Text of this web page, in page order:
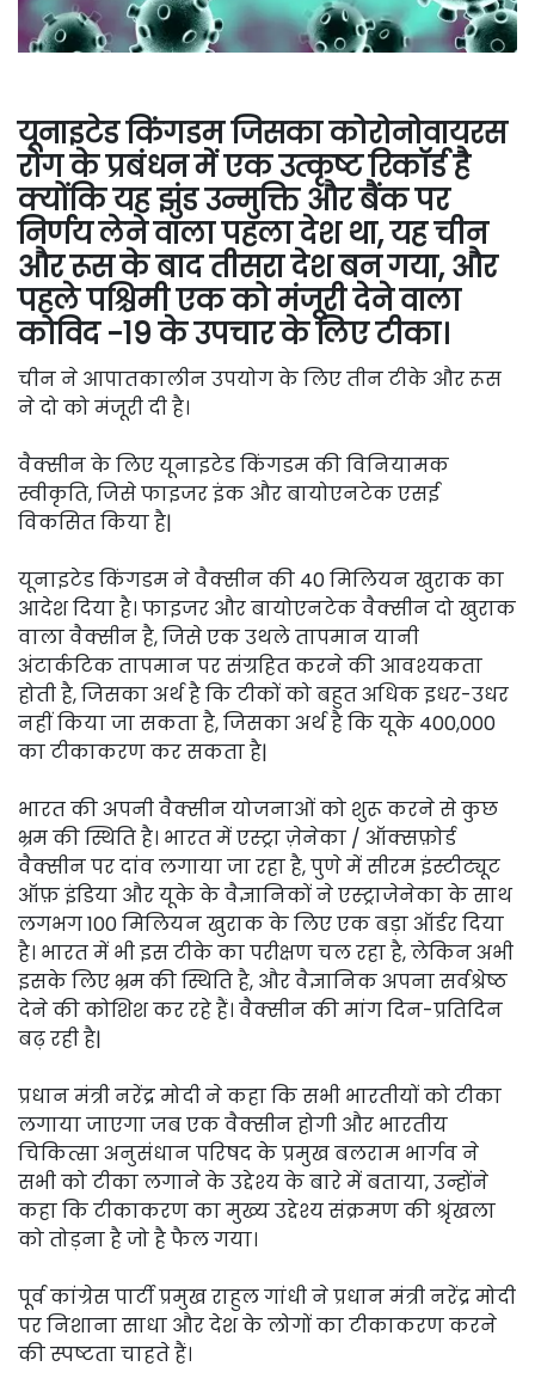
यूनाइटेड किंगडम जिसका कोरोनोवायरस
रोग के प्रबंधन में एक उत्कृष्ट रिकॉर्ड है
क्योंकि यह झुंड उन्मुक्ति और बैंक पर
निर्णय लेने वाला पहला देश था, यह चीन
और रूस के बाद तीसरा देश बन गया, और
पहले पश्चिमी एक को मंजूरी देने वाला
कोविद -19 के उपचार के लिए टीका।
चीन ने आपातकालीन उपयोग के लिए तीन टीके और रूस
ने दो को मंजूरी दी है।
वैक्सीन के लिए यूनाइटेड किंगडम की विनियामक
स्वीकृति, जिसे फाइजर इंक और बायोएनटेक एसई
विकसित किया है|
यूनाइटेड किंगडम ने वैक्सीन की 40 मिलियन खुराक का
आदेश दिया है। फाइजर और बायोएनटेक वैक्सीन दो खुराक
वाला वैक्सीन है, जिसे एक उथले तापमान यानी
अंटार्कटिक तापमान पर संग्रहित करने की आवश्यकता
होती है, जिसका अर्थ है कि टीकों को बहुत अधिक इधर-उधर
नहीं किया जा सकता है, जिसका अर्थ है कि यूके 400,000
का टीकाकरण कर सकता है|
भारत की अपनी वैक्सीन योजनाओं को शुरू करने से कुछ
भ्रम की स्थिति है। भारत में एस्ट्रा ज़ेनेका / ऑक्सफ़ोर्ड
वैक्सीन पर दांव लगाया जा रहा है, पुणे में सीरम इंस्टीट्यूट
ऑफ़ इंडिया और यूके के वैज्ञानिकों ने एस्ट्राजेनेका के साथ
लगभग 100 मिलियन खुराक के लिए एक बड़ा ऑर्डर दिया
है। भारत में भी इस टीके का परीक्षण चल रहा है, लेकिन अभी
इसके लिए भ्रम की स्थिति है, और वैज्ञानिक अपना सर्वश्रेष्ठ
देने की कोशिश कर रहे हैं। वैक्सीन की मांग दिन-प्रतिदिन
बढ़ रही है|
प्रधान मंत्री नरेंद्र मोदी ने कहा कि सभी भारतीयों को टीका
लगाया जाएगा जब एक वैक्सीन होगी और भारतीय
चिकित्सा अनुसंधान परिषद के प्रमुख बलराम भार्गव ने
सभी को टीका लगाने के उद्देश्य के बारे में बताया, उन्होंने
कहा कि टीकाकरण का मुख्य उद्देश्य संक्रमण की श्रृंखला
को तोड़ना है जो है फैल गया।
पूर्व कांग्रेस पार्टी प्रमुख राहुल गांधी ने प्रधान मंत्री नरेंद्र मोदी
पर निशाना साधा और देश के लोगों का टीकाकरण करने
की स्पष्टता चाहते हैं।